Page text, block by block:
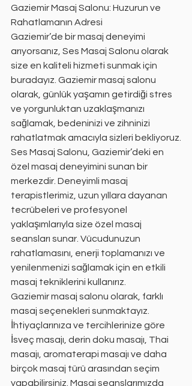
Gaziemir Masaj Salonu: Huzurun ve
Rahatlamanın Adresi
Gaziemir’de bir masaj deneyimi
arıyorsanız, Ses Masaj Salonu olarak
size en kaliteli hizmeti sunmak için
buradayız. Gaziemir masaj salonu
olarak, günlük yaşamın getirdiği stres
ve yorgunluktan uzaklaşmanızı
sağlamak, bedeninizi ve zihninizi
rahatlatmak amacıyla sizleri bekliyoruz.
Ses Masaj Salonu, Gaziemir’deki en
özel masaj deneyimini sunan bir
merkezdir. Deneyimli masaj
terapistlerimiz, uzun yıllara dayanan
tecrübeleri ve profesyonel
yaklaşımlarıyla size özel masaj
seansları sunar. Vücudunuzun
rahatlamasını, enerji toplamanızı ve
yenilenmenizi sağlamak için en etkili
masaj tekniklerini kullanırız.
Gaziemir masaj salonu olarak, farklı
masaj seçenekleri sunmaktayız.
İhtiyaçlarınıza ve tercihlerinize göre
İsveç masajı, derin doku masajı, Thai
masajı, aromaterapi masajı ve daha
birçok masaj türü arasından seçim
yapabilirsiniz. Masaj seanslarımızda